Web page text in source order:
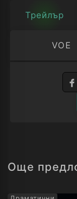
Трейлър
VOE
Изберете
Още